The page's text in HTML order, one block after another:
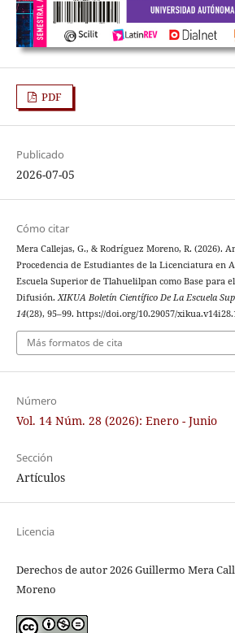
PDF
Publicado
2026-07-05
Cómo citar
Mera Callejas, G., & Rodríguez Moreno, R. (2026).
Procedencia de Estudiantes de la Licenciatura en
Escuela Superior de Tlahuelilpan como Base para
Difusión.XIKUA Boletín Científico De La Escuela
14(28), 95–99. https://doi.org/10.29057/
Más formatos de cita
Número
Vol. 14 Núm. 28 (2026): Enero - Junio
Sección
Artículos
Licencia
Derechos de autor 2026 Guillermo Mera
Moreno